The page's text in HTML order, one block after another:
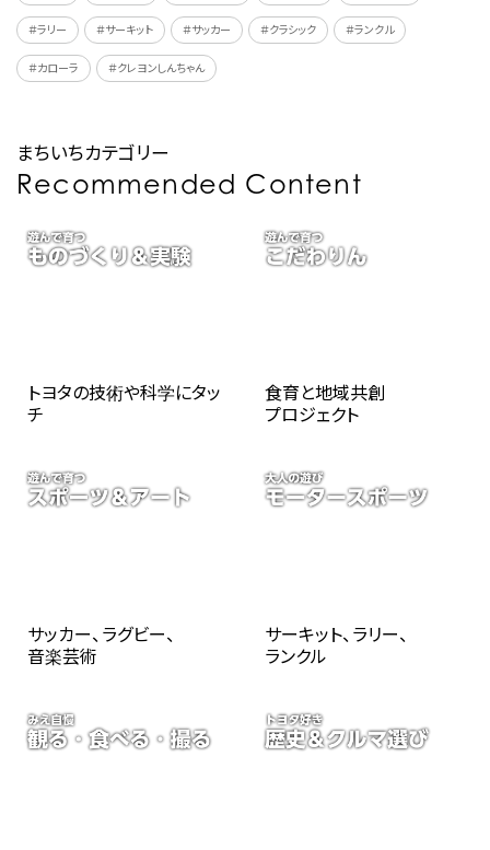
＃ラリー ＃サーキット ＃サッカー ＃クラシック ＃ランクル
＃カローラ ＃クレヨンしんちゃん
まちいちカテゴリー
Recommended Content
トヨタの技術や科学にタッ
チ
食育と地域共創
プロジェクト
サッカー、ラグビー、
音楽芸術
サーキット、ラリー、
ランクル